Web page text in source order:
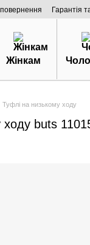
Гарантія
Жінкам
Туфлі на низькому ходу
ходу buts